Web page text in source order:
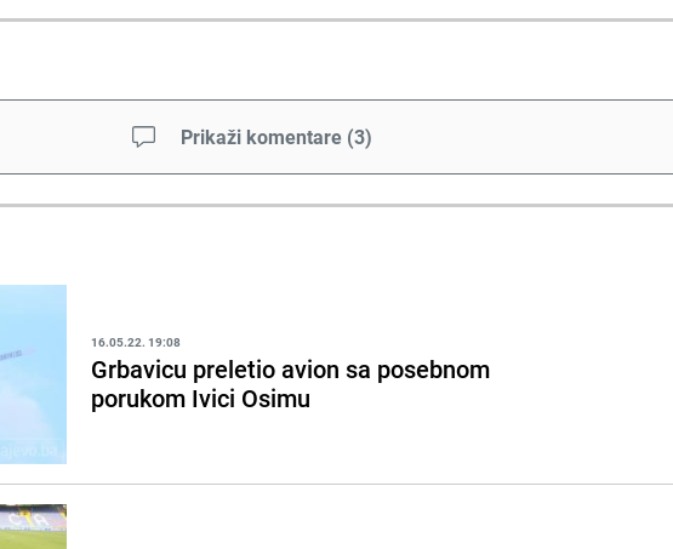
Prikaži komentare (3)
16.05.22. 19:08
Grbavicu preletio avion sa posebnom
porukom Ivici Osimu